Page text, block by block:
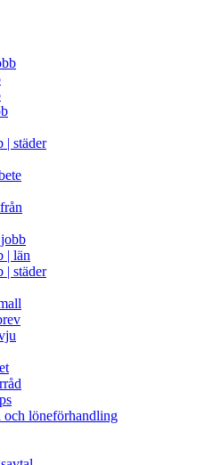
| städer
| län
| städer
och löneförhandling